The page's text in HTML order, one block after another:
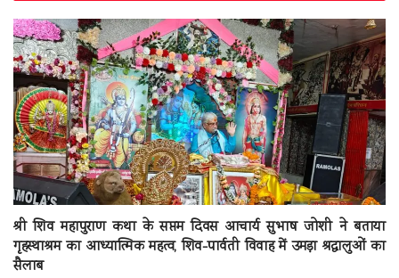
श्री शिव महापुराण कथा के सप्तम दिवस आचार्य सुभाष जोशी ने बताया
गृहस्थाश्रम का आध्यात्मिक महत्व, शिव-पार्वती विवाह में उमड़ा श्रद्धालुओं का
सैलाब